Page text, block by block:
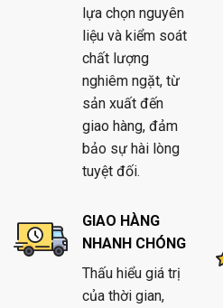
lựa chọn nguyên
liệu và kiểm soát
chất lượng
nghiêm ngặt, từ
sản xuất đến
giao hàng, đảm
bảo sự hài lòng
tuyệt đối.
GIAO HÀNG
NHANH CHÓNG
Thấu hiểu giá trị
của thời gian,